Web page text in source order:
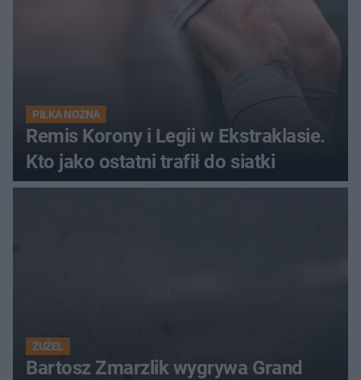
PIŁKA NOŻNA
Remis Korony i Legii w Ekstraklasie.
Kto jako ostatni trafił do siatki
ŻUŻEL
Bartosz Zmarzlik wygrywa Grand